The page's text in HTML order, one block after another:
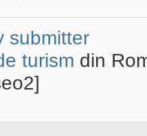
submitter
turism din